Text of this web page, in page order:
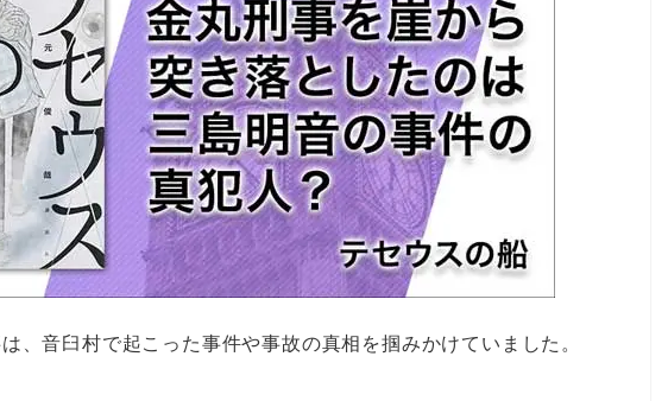
、音臼村で起こった事件や事故の真相を掴みかけていました。